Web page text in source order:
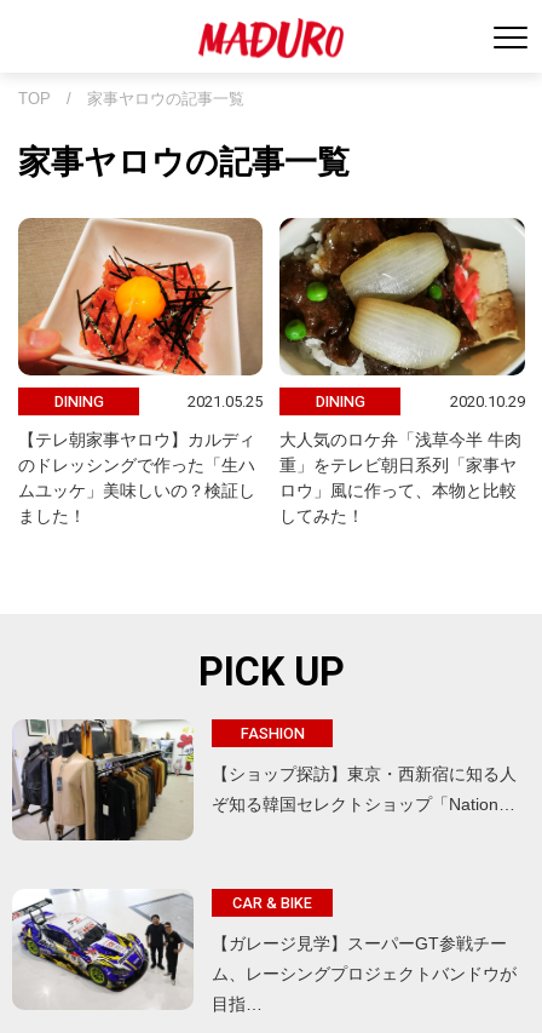
TOP / 家事ヤロウの記事一覧
家事ヤロウの記事一覧
DINING 2021.05.25
【テレ朝家事ヤロウ】カルディ
のドレッシングで作った「生ハ
ムユッケ」美味しいの？検証し
ました！
DINING 2020.10.29
大人気のロケ弁「浅草今半 牛肉
重」をテレビ朝日系列「家事ヤ
ロウ」風に作って、本物と比較
してみた！
PICK UP
FASHION
【ショップ探訪】東京・西新宿に知る人
ぞ知る韓国セレクトショップ「Nation…
CAR & BIKE
【ガレージ見学】スーパーGT参戦チー
ム、レーシングプロジェクトバンドウが
目指…